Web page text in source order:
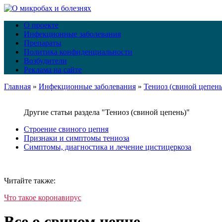
О проекте
Инфекционные заболевания
Препараты
Политика конфиденциальности
Возбудители
Реклама на сайте
Главная » Инфекционные заболевания » Тениоз (свиной
Другие статьи раздела "Тениоз (свиной цепень)"
Строение свиного цепня
Признаки и симптомы тениоза
Симптомы, диагностика и лечение цистицеркоза
Читайте также:
Что такое коронавирус